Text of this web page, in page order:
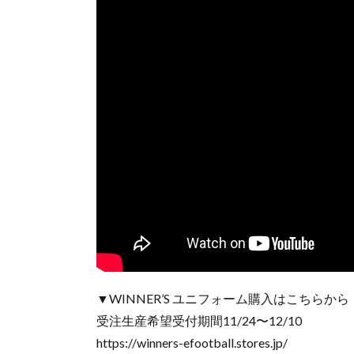
▼WINNER’S ユニフォーム購入はこちらから
受注生産希望受付期間11/24〜12/10
https://winners-efootball.stores.jp/